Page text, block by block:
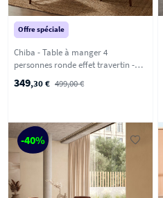
Offre spéciale
Chiba - Table à manger 4
personnes ronde effet travertin -
Beige
349,30 € 499,00 €
-40%